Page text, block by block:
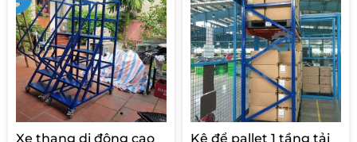
Xe thang di động cao
Kệ để pallet 1 tầng tải